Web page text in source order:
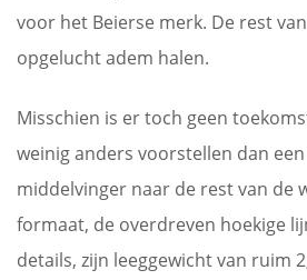
voor het Beierse merk. De rest
opgelucht adem halen.
Misschien is er toch geen
weinig anders voorstellen dan
middelvinger naar de rest van de
formaat, de overdreven hoekige
details, zijn leeggewicht van ruim